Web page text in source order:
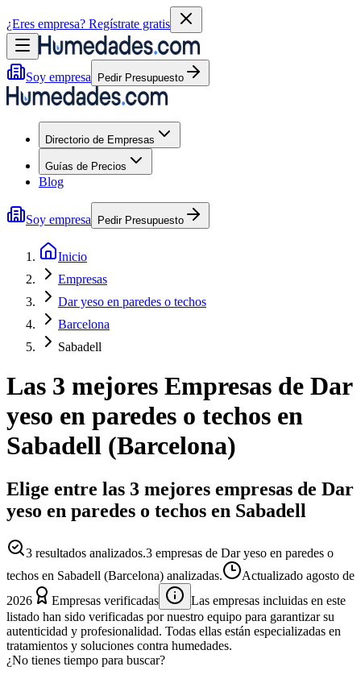
¿Eres empresa? Regístrate gratis
Soy empresa Pedir Presupuesto
Directorio de Empresas
Guías de Precios
Blog
Soy empresa Pedir Presupuesto
Inicio
Empresas
Dar yeso en paredes o techos
Barcelona
Sabadell
Las 3 mejores Empresas de Dar
yeso en paredes o techos en
Sabadell (Barcelona)
Elige entre las 3 mejores empresas de Dar
yeso en paredes o techos en Sabadell
3 resultados analizados.3 empresas de Dar yeso en paredes o
techos en Sabadell (Barcelona) analizadas.
Actualizado agosto de
2026
Empresas verificadas
Las empresas incluidas en este
listado han sido verificadas por nuestro equipo para garantizar su
autenticidad y profesionalidad. Todas ellas están especializadas en
tratamientos y soluciones contra humedades.
¿No tienes tiempo para buscar?